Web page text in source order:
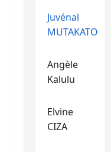
Juvénal
MUTAKATO
Angèle
Kalulu
Elvine
CIZA